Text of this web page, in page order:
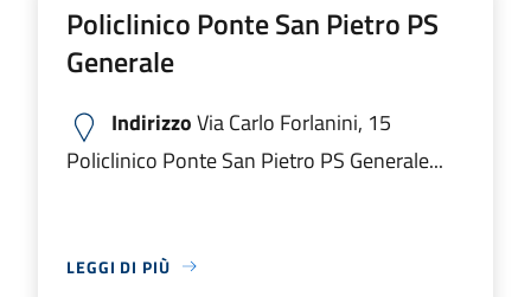
Policlinico Ponte San Pietro PS
Generale
IndirizzoVia Carlo Forlanini, 15
Policlinico Ponte San Pietro PS Generale...
LEGGI DI PIÙ